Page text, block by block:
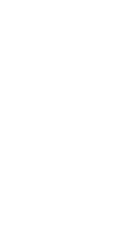
Materi